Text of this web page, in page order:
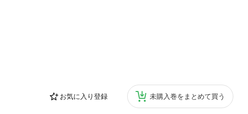
お気に入り登録 未購入巻をまとめて買う